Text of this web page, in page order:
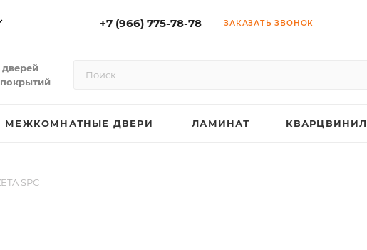
+7 (966) 775-78-78 ЗАКАЗАТЬ ЗВОНОК
дверей
МЕЖКОМНАТНЫЕ ДВЕРИ ЛАМИНАТ КВАРЦВИНИЛ
SPC